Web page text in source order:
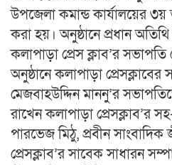
উপজেলা কমান্ড কার্যালয়ের
করা হয়। অনুষ্ঠানে প্রধান
কলাপাড়া প্রেস ক্লাব’র
অনুষ্ঠানে কলাপাড়া
মেজবাহউদ্দিন মাননু’র
রাখেন কলাপাড়া প্রেসক্লাব’র
পারভেজ মিঠু, প্রবীন
প্রেসক্লাব’র সাবেক সাধারন